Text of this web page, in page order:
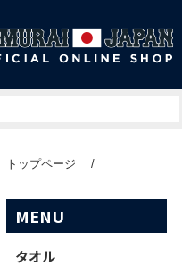
トップページ /
MENU
タオル